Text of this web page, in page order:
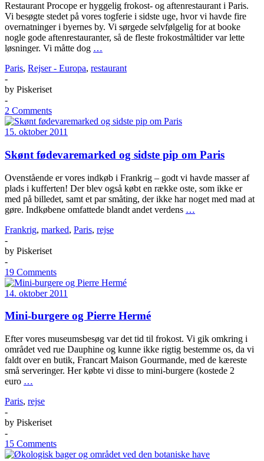
Restaurant Procope er hyggelig frokost- og aftenrestaurant i Paris.
Vi besøgte stedet på vores togferie i sidste uge, hvor vi havde fire
overnatninger i byernes by. Vi sørgede selvfølgelig for at booke
nogle gode aftenrestauranter, så de fleste frokostmåltider var lette
løsninger. Vi måtte dog …
Paris, Rejser - Europa, restaurant
-
by Piskeriset
-
2 Comments
15. oktober 2011
Skønt fødevaremarked og sidste pip om Paris
Ovenstående er vores indkøb i Frankrig – godt vi havde masser af
plads i kufferten! Der blev også købt en række oste, som ikke er
med på billedet, samt et par småting, der ikke har noget med mad at
gøre. Indkøbene omfattede blandt andet verdens …
Frankrig, marked, Paris, rejse
-
by Piskeriset
-
19 Comments
14. oktober 2011
Mini-burgere og Pierre Hermé
Efter vores museumsbesøg var det tid til frokost. Vi gik omkring i
området ved rue Dauphine og kunne ikke rigtig bestemme os, da vi
faldt over en butik, Francart Maison Gourmande, med de kæreste
små serveringer. Her købte vi disse to mini-burgere (kostede 2
euro …
Paris, rejse
-
by Piskeriset
-
15 Comments